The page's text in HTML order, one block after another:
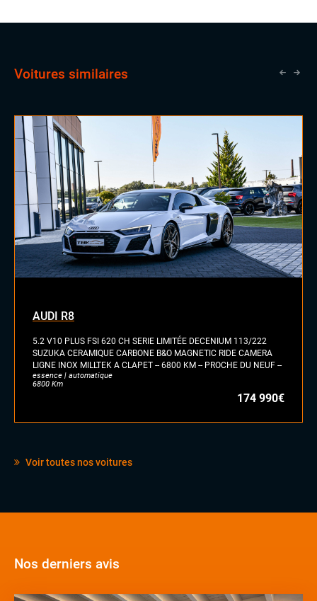
commercial.
Voitures similaires
AUDI R8
5.2 V10 PLUS FSI 620 CH SERIE LIMITÉE DECENIUM 113/222
SUZUKA CERAMIQUE CARBONE B&O MAGNETIC RIDE CAMERA
LIGNE INOX MILLTEK A CLAPET -- 6800 KM -- PROCHE DU NEUF --
essence | automatique
6800 Km
174 990€
Voir toutes nos voitures
Nos derniers avis